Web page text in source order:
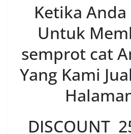
Ketika
Untuk
semprot cat
Yang Kami
DISCOUNT